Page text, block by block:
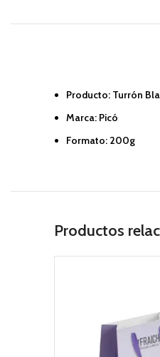
Producto: Turrón
Marca: Picó
Formato: 200g
Productos